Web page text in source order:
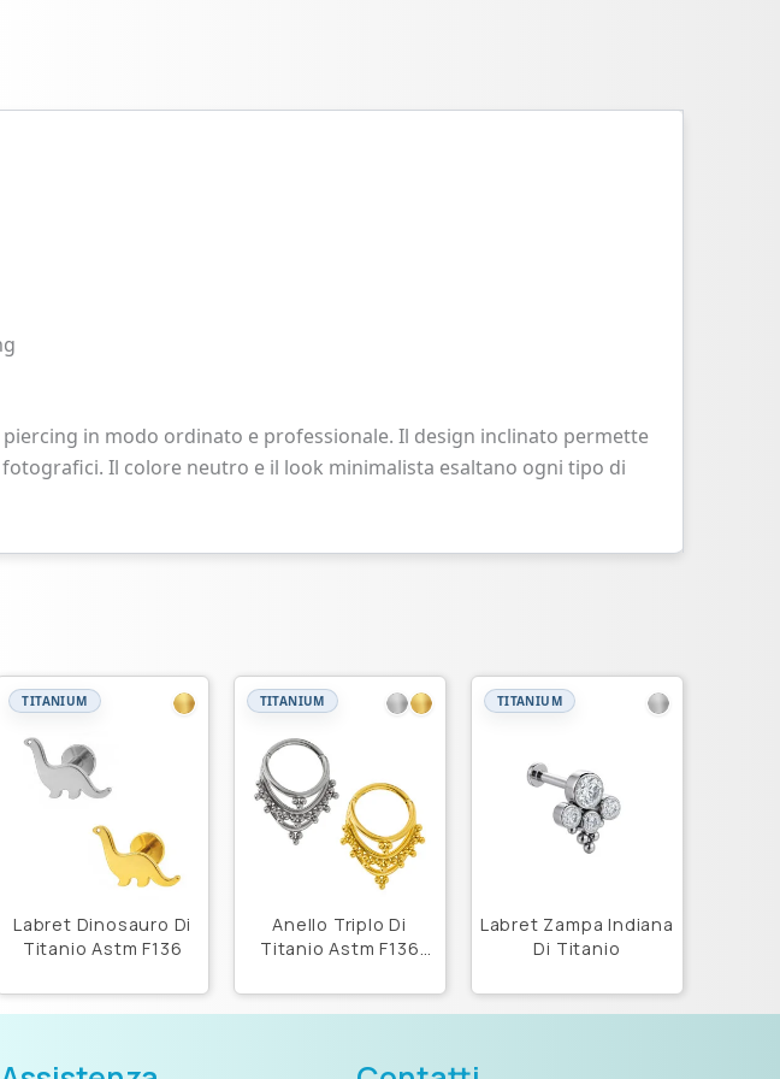
in modo ordinato e professionale. Il design inclinato permette
Il colore neutro e il look minimalista esaltano ogni tipo di
TITANIUM
Labret Dinosauro Di
Titanio Astm F136
TITANIUM
Anello Triplo Di
Titanio Astm F136
TITANIUM
Labret Zampa Indiana
Di Titanio